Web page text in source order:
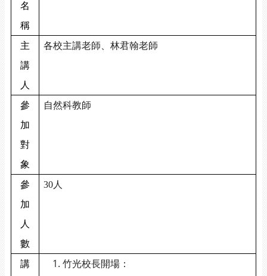
名
稱
主
講
人
各校主講老師、林君翰老師
參
加
對
象
自然科教師
參
加
人
數
30人
講
竹光校長開場：